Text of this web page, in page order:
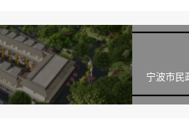
宁波市民